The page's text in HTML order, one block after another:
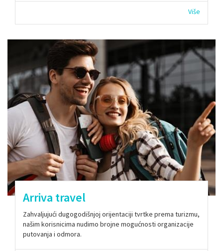
Više
Arriva travel
Zahvaljujući dugogodišnjoj orijentaciji tvrtke prema turizmu,
našim korisnicima nudimo brojne mogućnosti organizacije
putovanja i odmora.